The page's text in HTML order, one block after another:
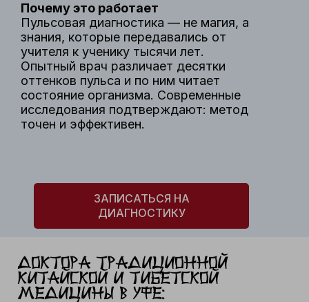
ЗАПИСАТЬСЯ НА
ДИАГНОСТИКУ
Почему это работает
Пульсовая диагностика — не магия, а
знания, которые передавались от
учителя к ученику тысячи лет.
Опытный врач различает десятки
оттенков пульса и по ним читает
состояние организма. Современные
исследования подтверждают: метод
точен и эффективен.
Доктора традиционной
Китайской и тибетской
медицины в Уфе: